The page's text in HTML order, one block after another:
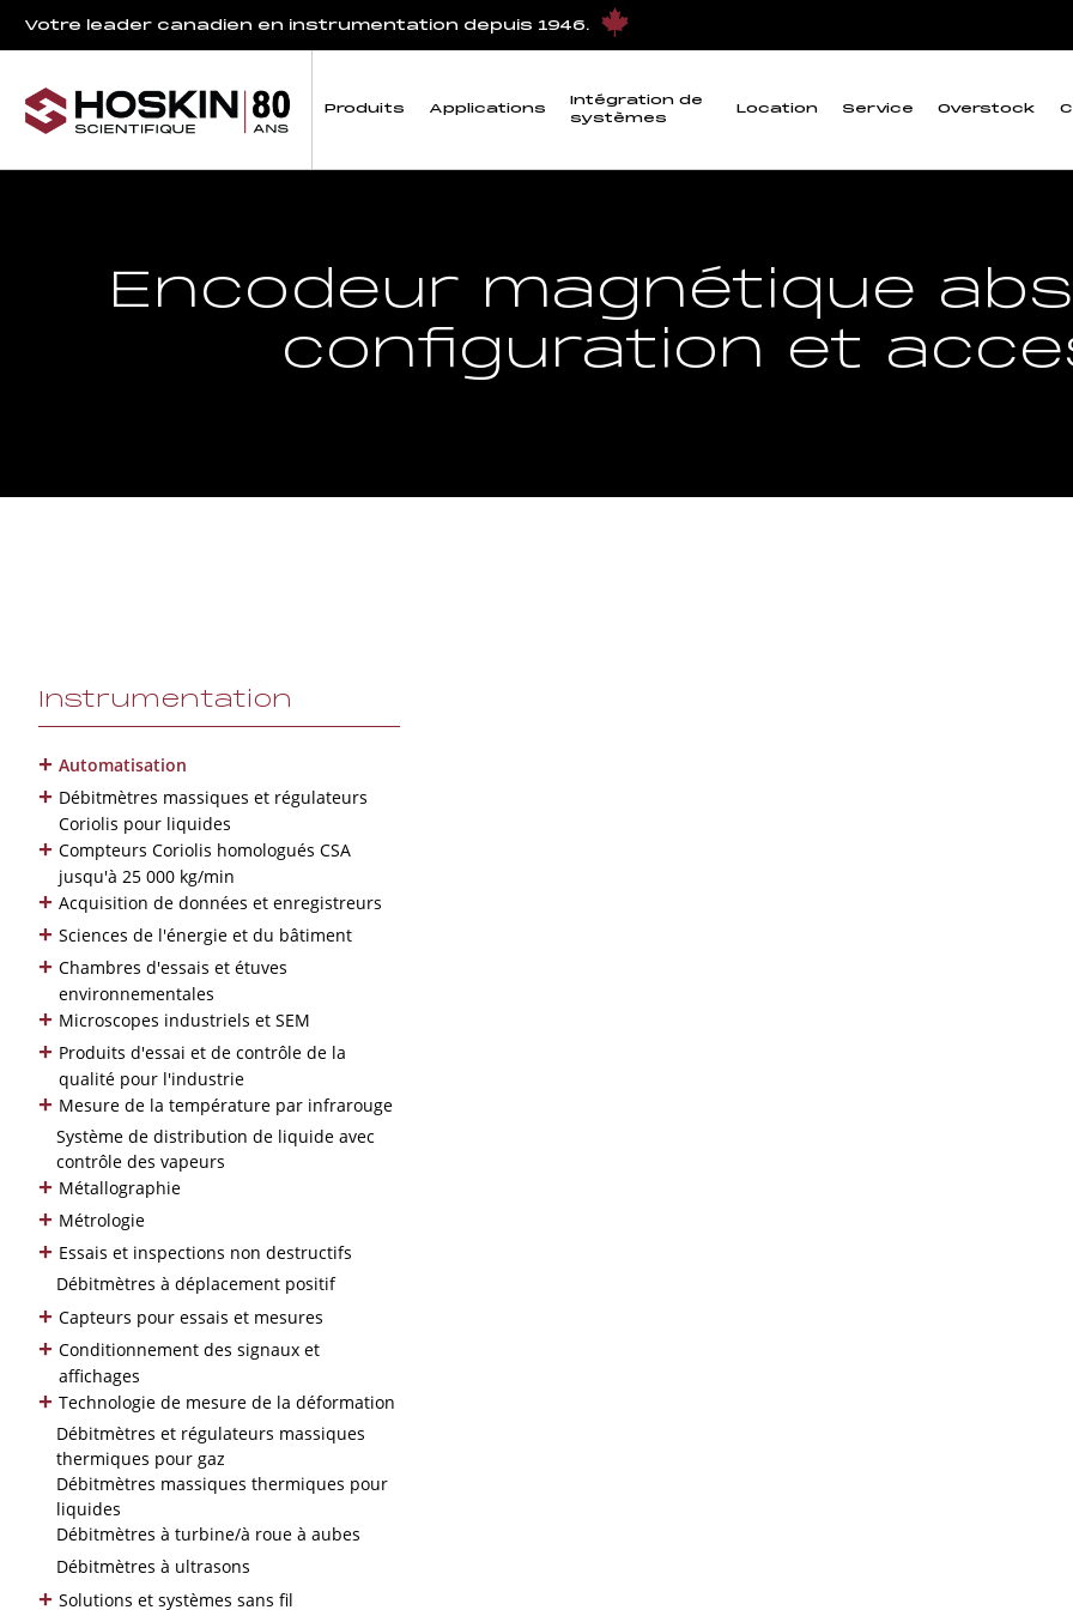
Votre leader canadien en instrumentation depuis 1946.
Produits Applications
Intégration de
systèmes
Location Service Overstock
Encodeur magnétique
configuration et
Instrumentation
+ Automatisation
+ Débitmètres massiques et régulateurs
Coriolis pour liquides
+ Compteurs Coriolis homologués CSA
jusqu'à 25 000 kg/min
+ Acquisition de données et enregistreurs
+ Sciences de l'énergie et du bâtiment
+ Chambres d'essais et étuves
environnementales
+ Microscopes industriels et SEM
+ Produits d'essai et de contrôle de la
qualité pour l'industrie
+ Mesure de la température par infrarouge
Système de distribution de liquide avec
contrôle des vapeurs
+ Métallographie
+ Métrologie
+ Essais et inspections non destructifs
Débitmètres à déplacement positif
+ Capteurs pour essais et mesures
+ Conditionnement des signaux et
affichages
+ Technologie de mesure de la déformation
Débitmètres et régulateurs massiques
thermiques pour gaz
Débitmètres massiques thermiques pour
liquides
Débitmètres à turbine/à roue à aubes
Débitmètres à ultrasons
+ Solutions et systèmes sans fil